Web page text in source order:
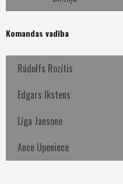
Komandas vadība
Rūdolfs Rozītis
Edgars Ikstens
Līga Jansone
Ance Upeniece